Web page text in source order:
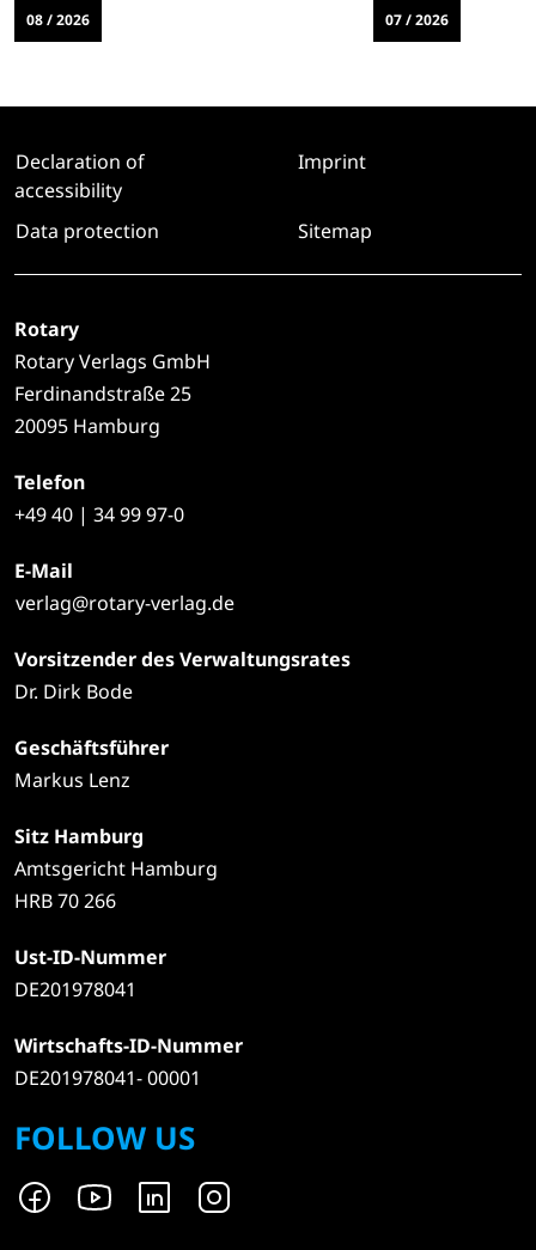
08 / 2026 07 / 2026
Declaration of
accessibility
Imprint
Data protection Sitemap
Rotary
Rotary Verlags GmbH
Ferdinandstraße 25
20095 Hamburg
Telefon
+4940 | 34 99 97-0
E-Mail
verlag@rotary-verlag.de
Vorsitzender des Verwaltungsrates
Dr. Dirk Bode
Geschäftsführer
Markus Lenz
Sitz Hamburg
Amtsgericht Hamburg
HRB 70 266
Ust-ID-Nummer
DE201978041
Wirtschafts-ID-Nummer
DE201978041- 00001
FOLLOW US